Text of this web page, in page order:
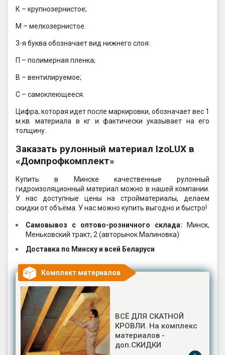
К – крупнозернистое;
М – мелкозернистое.
3-я буква обозначает вид нижнего слоя:
П – полимерная пленка;
В – вентилируемое;
С – самоклеющееся.
Цифра, которая идет после маркировки, обозначает вес 1
м.кв. материала в кг и фактически указывает на его
толщину.
Заказать рулонный материал IzoLUX в
«Домпрофкомплект»
Купить в Минске качественные рулонный
гидроизоляционный материал можно в нашей компании.
У нас доступные цены на стройматериалы, делаем
скидки от объёма. У нас можно купить выгодно и быстро!
Самовывоз c оптово-розничного склада: Минск,
Меньковский тракт, 2 (авторынок Малиновка)
Доставка по Минску и всей Беларуси
Комплект материалов
ВСЁ ДЛЯ СКАТНОЙ
КРОВЛИ. На комплекс
материалов -
доп.СКИДКИ